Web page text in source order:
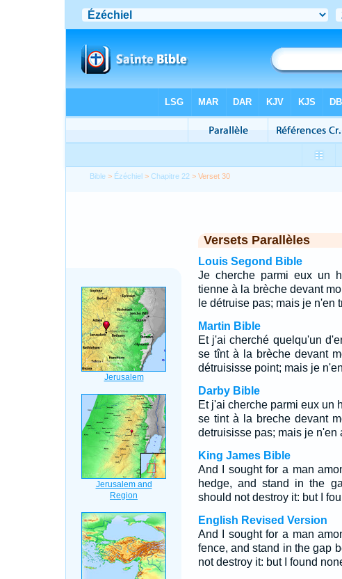
Bible > Ézéchiel >Chapitre 22 > Verset 30
Versets Parallèles
Louis Segond Bible
Je cherche parmi eux un
tienne à la brèche devant
le détruise pas; mais je n'en
Martin Bible
Et j'ai cherché quelqu'un
se tînt à la brèche devant
détruisisse point; mais je
Darby Bible
Et j'ai cherche parmi eux un
se tint à la breche devant
detruisisse pas; mais je n'en
King James Bible
And I sought for a man
hedge, and stand in the
should not destroy it: but I
English Revised Version
And I sought for a man
fence, and stand in the gap
not destroy it: but I found